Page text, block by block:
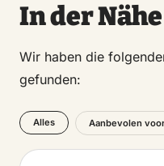
In der Nähe
Wir haben die
gefunden:
Alles Aanbevolen